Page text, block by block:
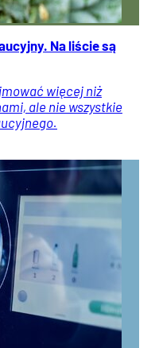
Na liście są
więcej niż
ale nie wszystkie